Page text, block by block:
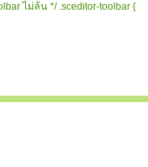
ไม่ล้น */ .sceditor-toolbar {